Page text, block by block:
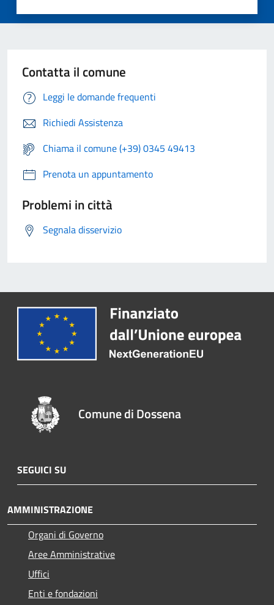
Contatta il comune
Leggi le domande frequenti
Richiedi Assistenza
Chiama il comune (+39) 0345 49413
Prenota un appuntamento
Problemi in città
Segnala disservizio
Comune di Dossena
SEGUICI SU
AMMINISTRAZIONE
Organi di Governo
Aree Amministrative
Uffici
Enti e fondazioni